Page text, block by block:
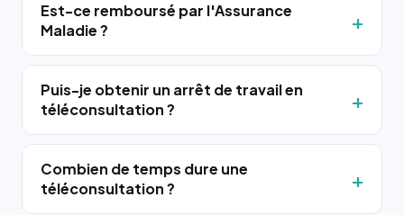
Est-ce remboursé par l'Assurance
Maladie ?
Puis-je obtenir un arrêt de travail en
téléconsultation ?
Combien de temps dure une
téléconsultation ?